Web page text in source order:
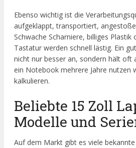
Ebenso wichtig ist die
aufgeklappt, transportiert,
Schwache Scharniere, billiges Plastik
Tastatur werden schnell lästig. Ein
nicht nur besser an, sondern hält oft
ein Notebook mehrere Jahre nutzen
kalkulieren.
Beliebte 15 Zoll
Modelle und
Auf dem Markt gibt es viele